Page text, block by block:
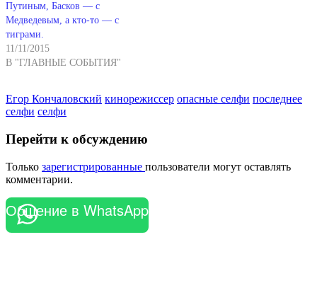
Путиным, Басков — с
Медведевым, а кто-то — с
тиграми.
11/11/2015
В "ГЛАВНЫЕ СОБЫТИЯ"
Егор Кончаловский кинорежиссер опасные селфи последнее
селфи селфи
Перейти к обсуждению
Только зарегистрированные пользователи могут оставлять
комментарии.
Общение в WhatsApp